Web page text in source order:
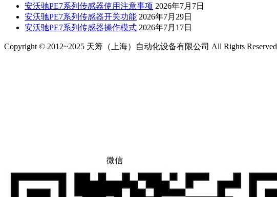
安沃驰PE7系列传感器使用注意事项 2026年7月7日
安沃驰PE7系列传感器开关功能 2026年7月29日
安沃驰PE7系列传感器操作模式 2026年7月17日
Copyright © 2012~2025 天筹（上海）自动化设备有限公司 All Rights Reserved
微信